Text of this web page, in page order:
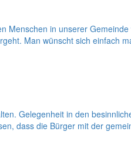
Menschen in unserer
Man wünscht sich
Gelegenheit in den
dass die Bürger mit der